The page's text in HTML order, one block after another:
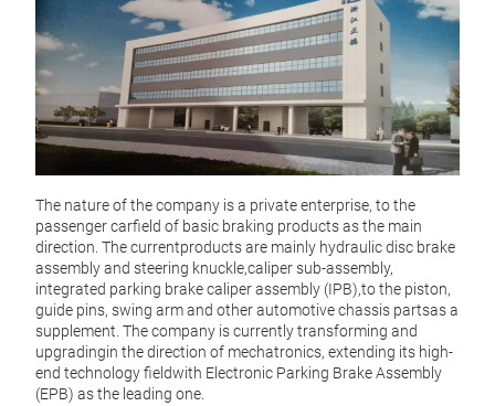
The nature of the company is a private enterprise, to the
passenger carfield of basic braking products as the main
direction. The currentproducts are mainly hydraulic disc brake
assembly and steering knuckle,caliper sub-assembly,
integrated parking brake caliper assembly (IPB),to the piston,
guide pins, swing arm and other automotive chassis partsas a
supplement. The company is currently transforming and
upgradingin the direction of mechatronics, extending its high-
end technology fieldwith Electronic Parking Brake Assembly
(EPB) as the leading one.